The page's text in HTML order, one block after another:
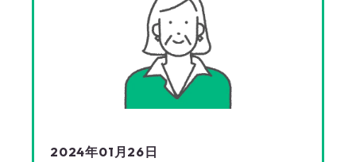
2024年01月26日